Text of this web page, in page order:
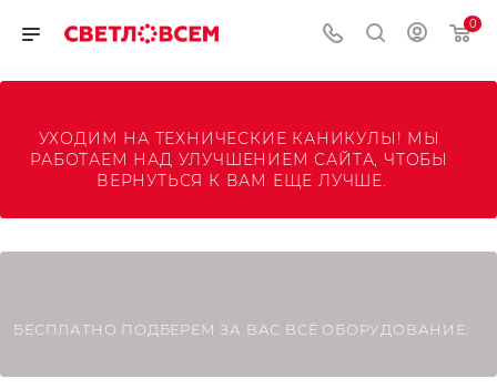
0
УХОДИМ НА ТЕХНИЧЕСКИЕ КАНИКУЛЫ! МЫ
РАБОТАЕМ НАД УЛУЧШЕНИЕМ САЙТА, ЧТОБЫ
ВЕРНУТЬСЯ К ВАМ ЕЩЕ ЛУЧШЕ.
БЕСПЛАТНО ПОДБЕРЕМ ЗА ВАС ВСЁ ОБОРУДОВАНИЕ.